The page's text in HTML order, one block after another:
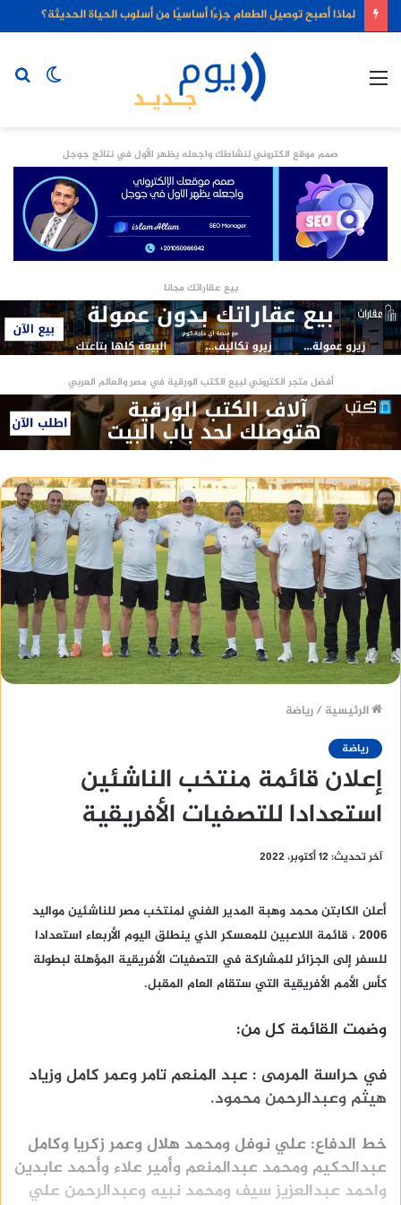
لماذا أصبح توصيل الطعام جزءًا أساسيًا من أسلوب الحياة الحديثة؟
الوضع
صمم موقع الكتروني لنشاطك واجعله يظهر الأول في نتائج جوجل
بيع عقاراتك مجانا
أفضل متجر الكتروني لبيع الكتب الورقية في مصر والعالم العربي
الرئيسية /رياضة
رياضة
إعلان قائمة منتخب الناشئين
استعدادا للتصفيات الأفريقية
آخر تحديث: 12 أكتوبر، 2022
أعلن الكابتن محمد وهبة المدير الفني لمنتخب مصر للناشئين مواليد
2006 ، قائمة اللاعبين للمعسكر الذي ينطلق اليوم الأربعاء استعدادا
للسفر إلى الجزائر للمشاركة في التصفيات الأفريقية المؤهلة لبطولة
كأس الأمم الأفريقية التي ستقام العام المقبل.
وضمت القائمة كل من:
في حراسة المرمى : عبد المنعم تامر وعمر كامل وزياد
هيثم وعبدالرحمن محمود.
خط الدفاع: علي نوفل ومحمد هلال وعمر زكريا وكامل
عبدالحكيم ومحمد عبدالمنعم وأمير علاء وأحمد عابدين
واحمد عبدالعزيز سيف ومحمد نبيه وعبدالرحمن علي